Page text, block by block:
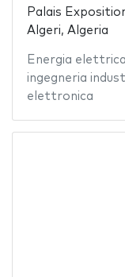
Palais
Algeri, Algeria
Energia elettrica
ingegneria
elettronica